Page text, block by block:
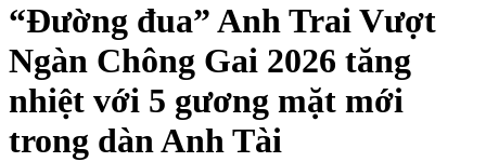
“Đường đua” Anh Trai Vượt
Ngàn Chông Gai 2026 tăng
nhiệt với 5 gương mặt mới
trong dàn Anh Tài